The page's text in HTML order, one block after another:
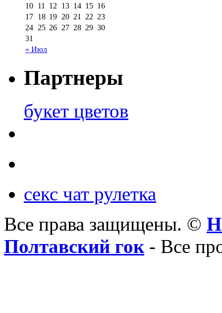
« Июл
10 11 12 13 14 15 16
17 18 19 20 21 22 23
24 25 26 27 28 29 30
31
Партнеры
букет цветов
секс чат рулетка
Все права защищены. ©
Полтавский гок- Все